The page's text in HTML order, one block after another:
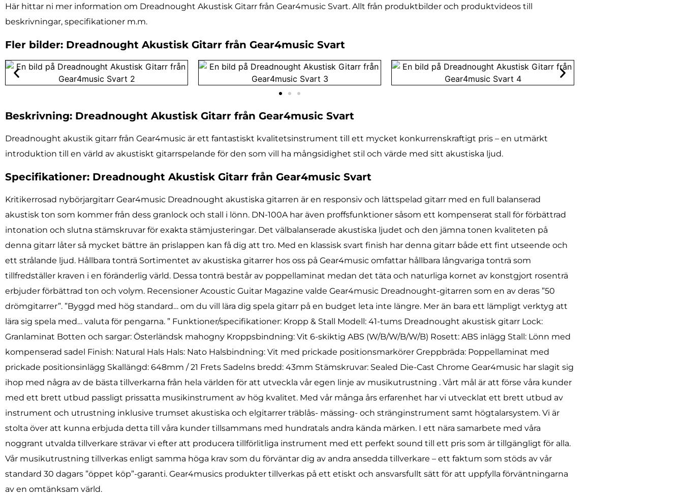
Här hittar ni mer information om Dreadnought Akustisk Gitarr från Gear4music Svart. Allt från produktbilder och produktvideos till
beskrivningar, specifikationer m.m.
Fler bilder: Dreadnought Akustisk Gitarr från Gear4music Svart
Beskrivning: Dreadnought Akustisk Gitarr från Gear4music Svart
Dreadnought akustik gitarr från Gear4music är ett fantastiskt kvalitetsinstrument till ett mycket konkurrenskraftigt pris – en utmärkt
introduktion till en värld av akustiskt gitarrspelande för den som vill ha mångsidighet stil och värde med sitt akustiska ljud.
Specifikationer: Dreadnought Akustisk Gitarr från Gear4music Svart
Kritikerrosad nybörjargitarr Gear4music Dreadnought akustiska gitarren är en responsiv och lättspelad gitarr med en full balanserad
akustisk ton som kommer från dess granlock och stall i lönn. DN-100A har även proffsfunktioner såsom ett kompenserat stall för förbättrad
intonation och slutna stämskruvar för exakta stämjusteringar. Det välbalanserade akustiska ljudet och den jämna tonen kvaliteten på
denna gitarr låter så mycket bättre än prislappen kan få dig att tro. Med en klassisk svart finish har denna gitarr både ett fint utseende och
ett strålande ljud. Hållbara tonträ Sortimentet av akustiska gitarrer hos oss på Gear4music omfattar hållbara långvariga tonträ som
tillfredställer kraven i en föränderlig värld. Dessa tonträ består av poppellaminat medan det täta och naturliga kornet av konstgjort rosenträ
erbjuder förbättrad ton och volym. Recensioner Acoustic Guitar Magazine valde Gear4music Dreadnought-gitarren som en av deras ”50
drömgitarrer”. ”Byggd med hög standard… om du vill lära dig spela gitarr på en budget leta inte längre. Mer än bara ett lämpligt verktyg att
lära sig spela med… valuta för pengarna. ” Funktioner/specifikationer: Kropp & Stall Modell: 41-tums Dreadnought akustisk gitarr Lock:
Granlaminat Botten och sargar: Österländsk mahogny Kroppsbindning: Vit 6-skiktig ABS (W/B/W/B/W/B) Rosett: ABS inlägg Stall: Lönn med
kompenserad sadel Finish: Natural Hals Hals: Nato Halsbindning: Vit med prickade positionsmarkörer Greppbräda: Poppellaminat med
prickade positionsinlägg Skallängd: 648mm / 21 Frets Sadelns bredd: 43mm Stämskruvar: Sealed Die-Cast Chrome Gear4music har slagit sig
ihop med några av de bästa tillverkarna från hela världen för att utveckla vår egen linje av musikutrustning . Vårt mål är att förse våra kunder
med ett brett utbud passligt prissatta musikinstrument av hög kvalitet. Med vår många års erfarenhet har vi utvecklat ett brett utbud av
instrument och utrustning inklusive trumset akustiska och elgitarrer träblås- mässing- och stränginstrument samt högtalarsystem. Vi är
stolta över att kunna erbjuda detta till våra kunder tillsammans med hundratals andra kända märken. I ett nära samarbete med våra
noggrant utvalda tillverkare strävar vi efter att producera tillförlitliga instrument med ett perfekt sound till ett pris som är tillgängligt för alla.
Vår musikutrustning tillverkas enligt samma höga krav som du förväntar dig av andra ansedda tillverkare – ett faktum som stöds av vår
standard 30 dagars ”öppet köp”-garanti. Gear4musics produkter tillverkas på ett etiskt och ansvarsfullt sätt för att uppfylla förväntningarna
av en omtänksam värld.